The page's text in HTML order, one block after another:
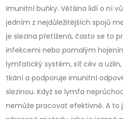
imunitní buňky. Většina lidí o ní
jedním z nejdůležitějších spojů
je slezina přetížená, často se to
infekcemi nebo pomalým
lymfatický systém, síť cév a
tkání a podporuje imunitní
slezinou. Když se lymfa
nemůže pracovat efektivně. A to